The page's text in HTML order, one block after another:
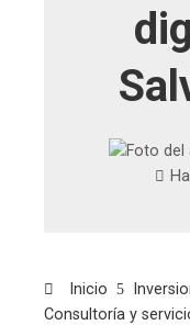
Inicio
Consultoría y